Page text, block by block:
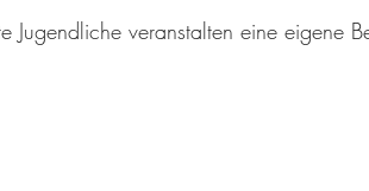
Jugendliche veranstalten eine eigene